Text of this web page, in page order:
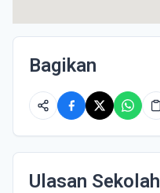
Bagikan
Ulasan Sekolah